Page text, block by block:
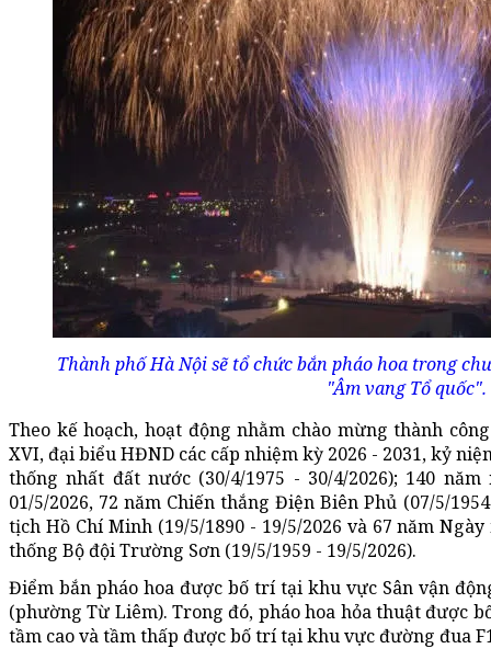
Thành phố Hà Nội sẽ tổ chức bắn pháo hoa trong
"Âm vang Tổ quốc".
Theo kế hoạch, hoạt động nhằm chào mừng thành
XVI, đại biểu HĐND các cấp nhiệm kỳ 2026 - 2031, kỷ
thống nhất đất nước (30/4/1975 - 30/4/2026); 140
01/5/2026, 72 năm Chiến thắng Điện Biên Phủ (07/5/
tịch Hồ Chí Minh (19/5/1890 - 19/5/2026 và 67 năm
thống Bộ đội Trường Sơn (19/5/1959 - 19/5/2026).
Điểm bắn pháo hoa được bố trí tại khu vực Sân vận
(phường Từ Liêm). Trong đó, pháo hoa hỏa thuật được
tầm cao và tầm thấp được bố trí tại khu vực đường đua